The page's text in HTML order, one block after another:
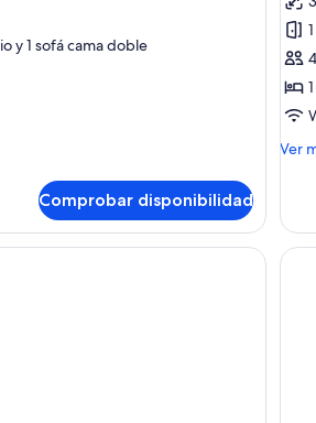
y 1 sofá cama doble
Comprobar disponibilidad
de
a
Ver
Más
(Pret
Porter)